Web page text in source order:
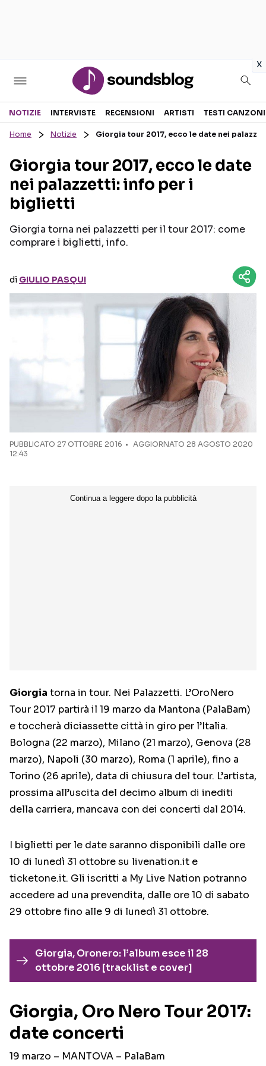
x
Sezioni
RECENSIONI MUSICALI
INTERVISTE
GOSSIP E CURIOSITÀ
TESTI CANZONI
TOUR ED EVENTI
Seguici sui social
NOTIZIE INTERVISTE RECENSIONI ARTISTI TESTI CANZONI
Home Notizie Giorgia tour 2017, ecco le date nei
Giorgia tour 2017, ecco le date
nei palazzetti: info per i
biglietti
Giorgia torna nei palazzetti per il tour 2017: come
comprare i biglietti, info.
di GIULIO PASQUI
PUBBLICATO 27 OTTOBRE 2016
AGGIORNATO 28 AGOSTO 2020
12:43
Giorgia torna in tour. Nei Palazzetti. L’OroNero
Tour 2017 partirà il 19 marzo da Mantona (PalaBam)
e toccherà diciassette città in giro per l’Italia.
Bologna (22 marzo), Milano (21 marzo), Genova (28
marzo), Napoli (30 marzo), Roma (1 aprile), fino a
Torino (26 aprile), data di chiusura del tour. L’artista,
prossima all’uscita del decimo album di inediti
della carriera, mancava con dei concerti dal 2014.
I biglietti per le date saranno disponibili dalle ore
10 di lunedì 31 ottobre su livenation.it e
ticketone.it. Gli iscritti a My Live Nation potranno
accedere ad una prevendita, dalle ore 10 di sabato
29 ottobre fino alle 9 di lunedì 31 ottobre.
Giorgia, Oronero: l’album esce il 28
ottobre 2016 [tracklist e cover]
Giorgia, Oro Nero Tour 2017:
date concerti
19 marzo – MANTOVA – PalaBam